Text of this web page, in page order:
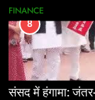
FINANCE
8
संसद में हंगामा: जंतर-